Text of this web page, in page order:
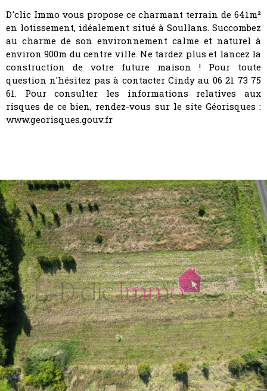
D'clic Immo vous propose ce charmant terrain de 641m²
en lotissement, idéalement situé à Soullans. Succombez
au charme de son environnement calme et naturel à
environ 900m du centre ville. Ne tardez plus et lancez la
construction de votre future maison ! Pour toute
question n'hésitez pas à contacter Cindy au 06 21 73 75
61. Pour consulter les informations relatives aux
risques de ce bien, rendez-vous sur le site Géorisques :
www.georisques.gouv.fr